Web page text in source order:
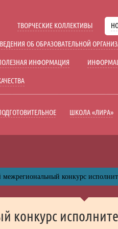
Полуторный
Средний
ТВОРЧЕСКИЕ КОЛЛЕКТИВЫ
ОБ ОБРАЗОВАТЕЛЬНОЙ
ИНФОРМАЦИЯ
ШКОЛА «ЛИРА»
конкурс
конкурс